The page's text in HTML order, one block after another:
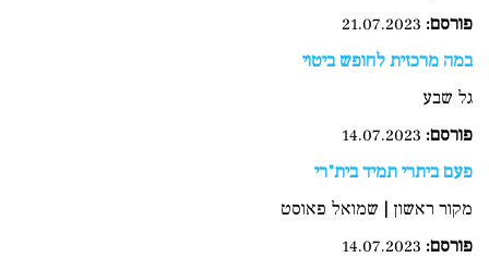
פורסם:
במה מרכזית לחופש ביטוי
גל שבע
פורסם:
פעם ביתרי תמיד בית"רי
מקור ראשון | שמואל פאוסט
פורסם: